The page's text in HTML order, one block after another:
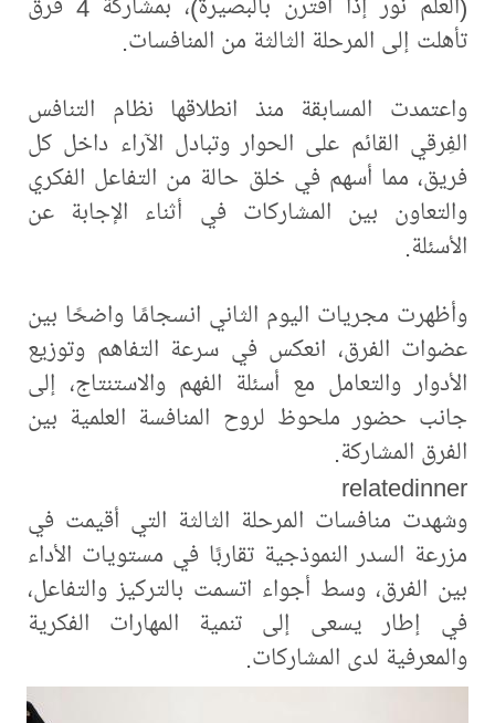
تأهلت إلى المرحلة الثالثة من المنافسات.
واعتمدت المسابقة منذ انطلاقها نظام التنافس
الفِرقي القائم على الحوار وتبادل الآراء داخل كل
فريق، مما أسهم في خلق حالة من التفاعل الفكري
والتعاون بين المشاركات في أثناء الإجابة عن
الأسئلة.
وأظهرت مجريات اليوم الثاني انسجامًا واضحًا بين
عضوات الفرق، انعكس في سرعة التفاهم وتوزيع
الأدوار والتعامل مع أسئلة الفهم والاستنتاج، إلى
جانب حضور ملحوظ لروح المنافسة العلمية بين
الفرق المشاركة.
relatedinner
وشهدت منافسات المرحلة الثالثة التي أقيمت في
مزرعة السدر النموذجية تقاربًا في مستويات الأداء
بين الفرق، وسط أجواء اتسمت بالتركيز والتفاعل،
في إطار يسعى إلى تنمية المهارات الفكرية
والمعرفية لدى المشاركات.